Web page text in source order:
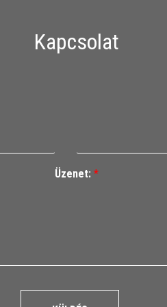
Kapcsolat
Üzenet: *